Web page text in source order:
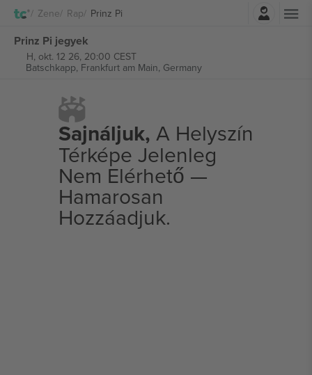
Zene Rap Prinz Pi
Prinz Pi jegyek
H, okt. 12 26, 20:00 CEST
Batschkapp, Frankfurt am Main, Germany
Sajnáljuk, A Helyszín
Térképe Jelenleg
Nem Elérhető —
Hamarosan
Hozzáadjuk.